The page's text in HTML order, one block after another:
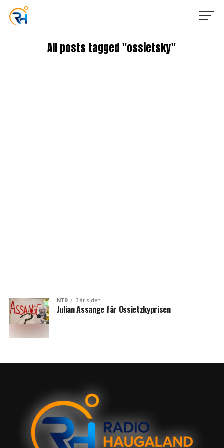
All posts tagged "ossietsky"
NTB 3 år siden
Julian Assange får Ossietzkyprisen